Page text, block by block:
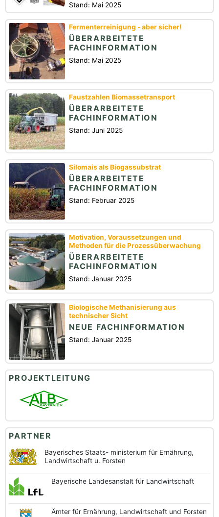
Stand: Mai 2025
Fermenterreinigung - aber sicher!
ÜBERARBEITETE
FACHINFORMATION
Stand: Mai 2025
Faustzahlen Biomassetransport
ÜBERARBEITETE
FACHINFORMATION
Stand: Juni 2025
Silomais als Biogassubstrat
ÜBERARBEITETE
FACHINFORMATION
Stand: Februar 2025
Motivation, Voraussetzungen und
Methoden für die Prozessüberwachung
ÜBERARBEITETE
FACHINFORMATION
Stand: Januar 2025
Biologische Methanisierung aus
technischer Sicht
NEUE FACHINFORMATION
Stand: Januar 2025
PROJEKTLEITUNG
PARTNER
Bayerisches Staats- ministerium für Ernährung,
Landwirtschaft u. Forsten
Bayerische Landesanstaltfür Landwirtschaft
Ämter für Ernährung, Landwirtschaft und Forsten